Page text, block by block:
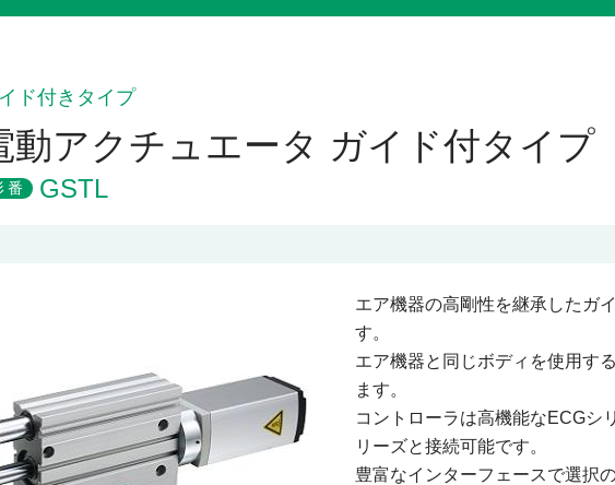
ド付きタイプ
動アクチュエータ ガイド付タイプ
番 GSTL
エア機器の高剛性を継承したガ
す。
エア機器と同じボディを使用す
ます。
コントローラは高機能なECGシ
リーズと接続可能です。
豊富なインターフェースで選択